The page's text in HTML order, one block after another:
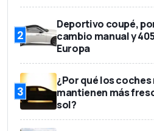
2
Deportivo coupé,
cambio manual y
Europa
3
¿Por qué los
mantienen más
sol?